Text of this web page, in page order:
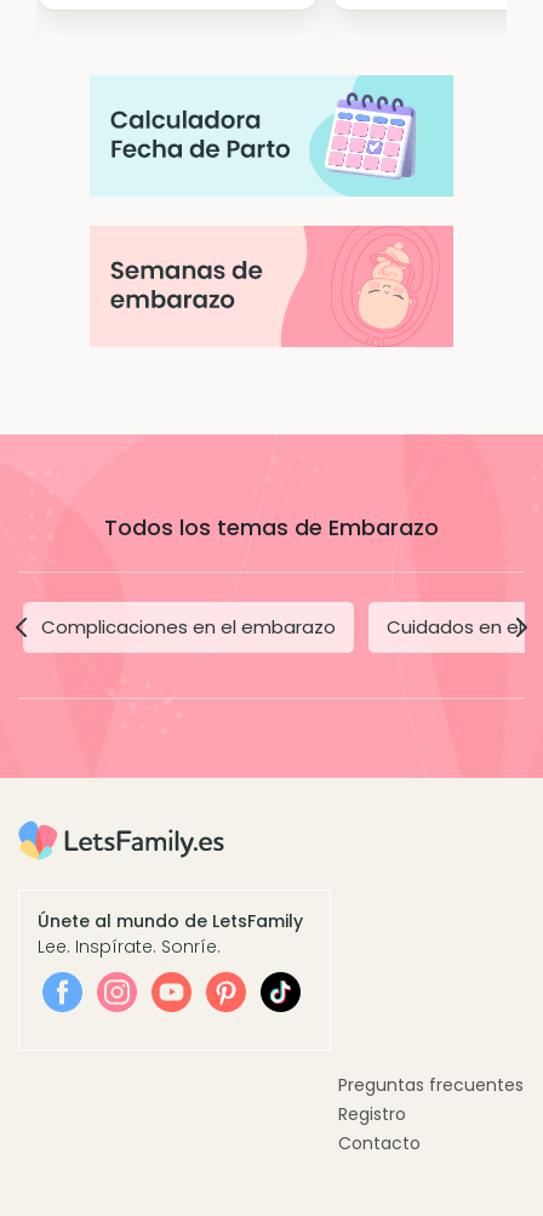
Todos los temas de Embarazo
Complicaciones en el embarazo Cuidados en el
Únete al mundo de LetsFamily
Lee. Inspírate. Sonríe.
Preguntas frecuentes
Registro
Contacto